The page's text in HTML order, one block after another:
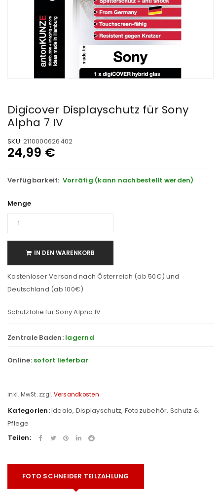
Digicover Displayschutz für Sony
Alpha 7 IV
SKU: 2110000626402
24,99 €
Verfügbarkeit: Vorrätig (kann nachbestellt werden)
Menge
IN DEN WARENKORB
Kostenloser Versand nach Österreich (ab 50€) und
Deutschland (ab 100€)
Schutzfolie für Sony Alpha IV
Zentrale Baden: lagernd
Online: sofort lieferbar
inkl. MwSt. zzgl. Versandkosten
Kategorien:Idealo, Displayschutz, Fotozubehör, Schutz &
Pflege
Teilen:
FOTO SCHNEIDER TEILZAHLUNG